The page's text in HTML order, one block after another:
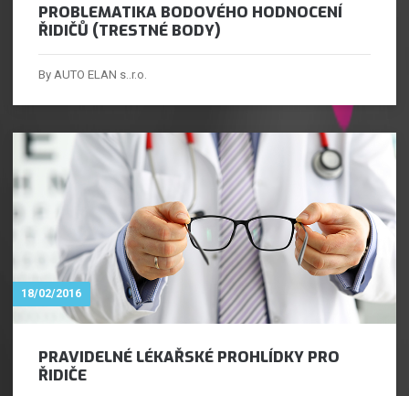
PROBLEMATIKA BODOVÉHO HODNOCENÍ
ŘIDIČŮ (TRESTNÉ BODY)
By AUTO ELAN s..r.o.
18/02/2016
PRAVIDELNÉ LÉKAŘSKÉ PROHLÍDKY PRO
ŘIDIČE